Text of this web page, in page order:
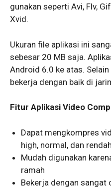
gunakan seperti Avi, Flv,
Xvid.
Ukuran file aplikasi ini
sebesar 20 MB saja.
Android 6.0 ke atas.
bekerja dengan baik di
Fitur Aplikasi Video
Dapat mengkompres
high, normal, dan rendah
Mudah digunakan
ramah
Bekerja dengan sangat